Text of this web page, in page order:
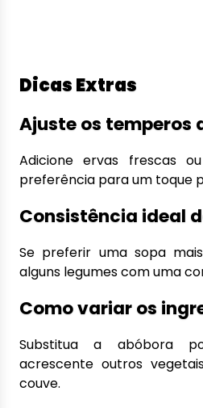
Dicas Extras
Ajuste os temperos
Adicione ervas frescas
preferência para um toque
Consistência ideal
Se preferir uma sopa
alguns legumes com uma
Como variar os
Substitua a abóbora
acrescente outros
couve.